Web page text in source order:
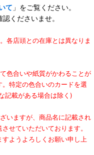
て 」をご覧ください。
くださいませ。
各店頭との在庫とは異なりま
色合いや紙質がかわることが
特定の色合いのカードを選
記載がある場合は除く)
いますが、商品名に記載され
せていただいております。
ようよろしくお願い申し上